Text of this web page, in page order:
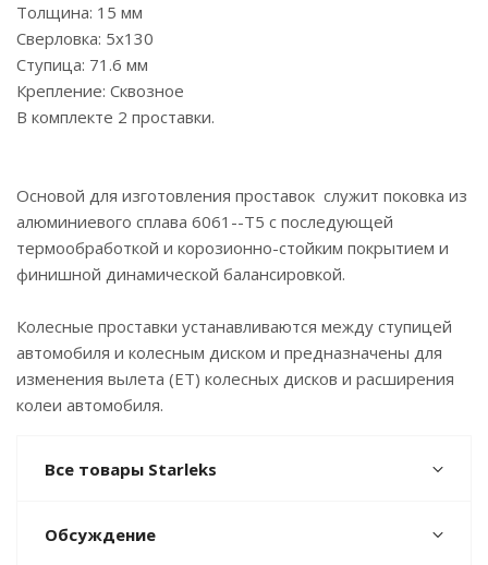
Толщина: 15 мм
Сверловка: 5х130
Ступица: 71.6 мм
Крепление: Сквозное
В комплекте 2 проставки.
Основой для изготовления проставок служит поковка из
алюминиевого сплава 6061--Т5 с последующей
термообработкой и корозионно-стойким покрытием и
финишной динамической балансировкой.
Колесные проставки устанавливаются между ступицей
автомобиля и колесным диском и предназначены для
изменения вылета (ЕТ) колесных дисков и расширения
колеи автомобиля.
Все товары Starleks
Обсуждение